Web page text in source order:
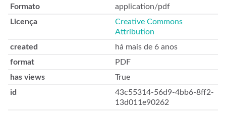
Formato
application/pdf
Licença
Creative Commons
Attribution
created
há mais de 6 anos
format
PDF
has views
True
id
43c55314-56d9-4bb6-8ff2-
13d011e90262